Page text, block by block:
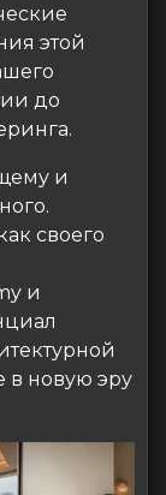
этой
до
и
своего
и
в новую эру